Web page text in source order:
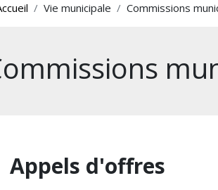
Vie municipale Commissions
Appels d'offres